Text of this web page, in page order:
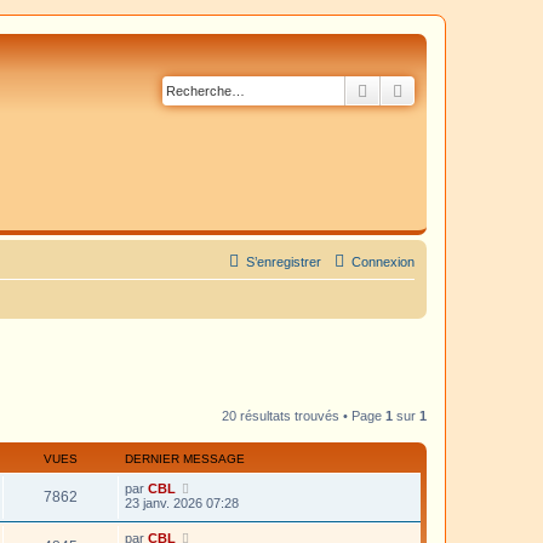
Rechercher
Connexion
S’enregistrer
20 résultats trouvés • Page 1 sur 1
VUES DERNIER MESSAGE
7862 par CBL
23 janv. 2026 07:28
par CBL